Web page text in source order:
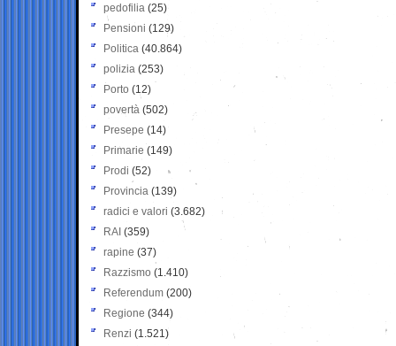
pedofilia (25)
Pensioni (129)
Politica (40.864)
polizia (253)
Porto (12)
povertà (502)
Presepe (14)
Primarie (149)
Prodi (52)
Provincia (139)
radici e valori (3.682)
RAI (359)
rapine (37)
Razzismo (1.410)
Referendum (200)
Regione (344)
Renzi (1.521)